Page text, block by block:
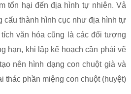
tổn hại đến địa hình tự nhiên. Vả
cấu thành hình cục như địa hình tự
văn hóa cũng là các đối tượng
hạn, khi lập kế hoạch cần phải vẽ
nên hình dạng con chuột già và
thác phần miệng con chuột (huyệt)